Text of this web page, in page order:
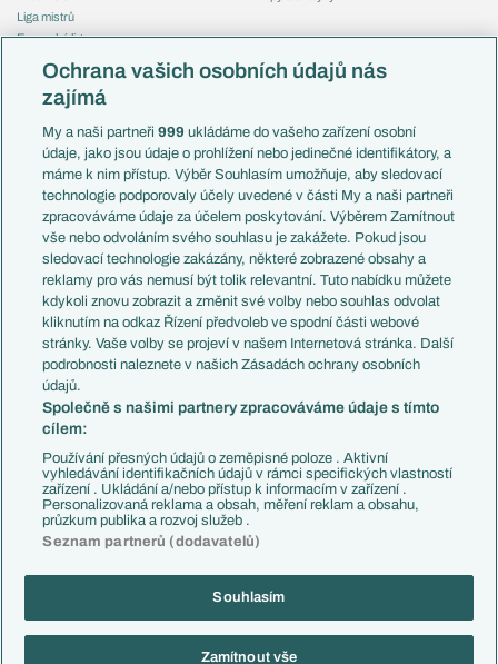
Liga mistrů
Evropská liga
Mistrovství světa
Liga národů
Témata
Představení týmů MS
EuroSkauting
PL v kostce
Evropské koeficienty
Přestupy
Přestupové spekulace
Zranění
Kluby
Arsenal FC
Chelsea FC
Manchester United
AC Milán
Juventus FC
Bayern Mnichov
FC Barcelona
Real Madrid
Česko
Francie
Itálie
Německo
Španělsko
Argentina
Brazílie
Přestupy
Zápasy
Livescore
Tipovací soutěž
Copyright © 2001-2026 EuroFotbal.cz. Využíváme zpravodajství ČTK.
Informace o zpracování osobních údajů
Ochrana vašich osobních údajů nás
zajímá
My a naši partneři999 ukládáme do vašeho zařízení osobní
údaje, jako jsou údaje o prohlížení nebo jedinečné identifikátory, a
máme k nim přístup. Výběr Souhlasím umožňuje, aby sledovací
technologie podporovaly účely uvedené v části My a naši partneři
zpracováváme údaje za účelem poskytování. Výběrem Zamítnout
vše nebo odvoláním svého souhlasu je zakážete. Pokud jsou
sledovací technologie zakázány, některé zobrazené obsahy a
reklamy pro vás nemusí být tolik relevantní. Tuto nabídku můžete
kdykoli znovu zobrazit a změnit své volby nebo souhlas odvolat
kliknutím na odkaz Řízení předvoleb ve spodní části webové
stránky. Vaše volby se projeví v našem Internetová stránka. Další
podrobnosti naleznete v našich Zásadách ochrany osobních
údajů.
Společně s našimi partnery zpracováváme údaje s tímto
cílem:
Používání přesných údajů o zeměpisné poloze . Aktivní
vyhledávání identifikačních údajů v rámci specifických vlastností
zařízení . Ukládání a/nebo přístup k informacím v zařízení .
Personalizovaná reklama a obsah, měření reklam a obsahu,
průzkum publika a rozvoj služeb .
Seznam partnerů (dodavatelů)
Souhlasím
Zamítnout vše